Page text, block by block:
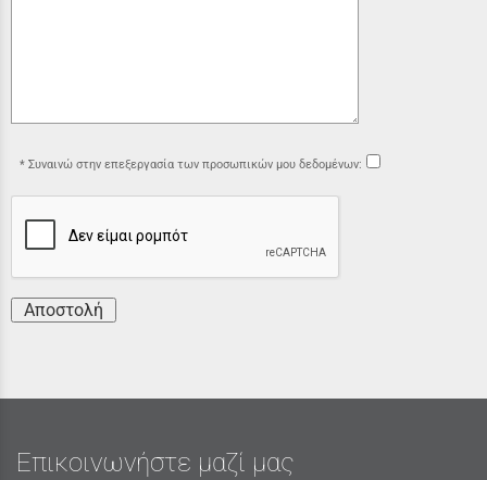
Συναινώ στην επεξεργασία των προσωπικών μου δεδομένων:
Αποστολή
Επικοινωνήστε μαζί μας